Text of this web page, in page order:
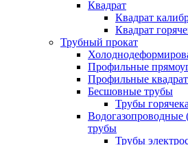
Квадрат
Квадрат
Квадрат
Трубный прокат
Профильные
Профильные
Бесшовные трубы
Трубы
трубы
Трубы